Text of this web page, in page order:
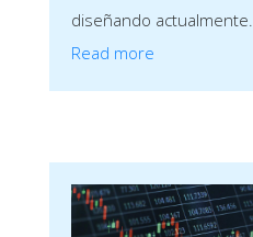
diseñando actualmente.
Read more